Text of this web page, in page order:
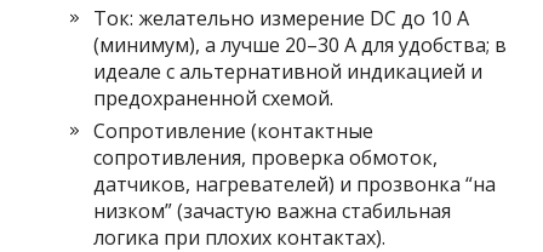
Ток: желательно измерение DC до 10 А
(минимум), а лучше 20–30 А для удобства; в
идеале с альтернативной индикацией и
предохраненной схемой.
Сопротивление (контактные
сопротивления, проверка обмоток,
датчиков, нагревателей) и прозвонка “на
низком” (зачастую важна стабильная
логика при плохих контактах).